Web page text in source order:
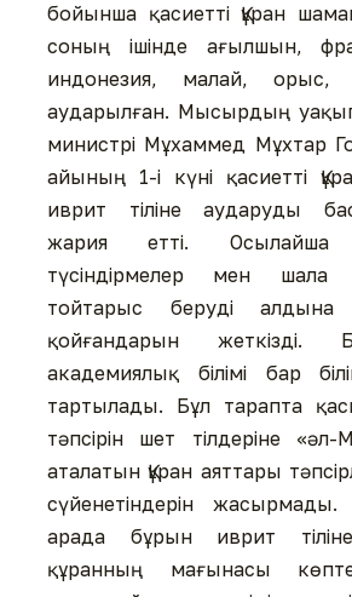
бойынша қасиетті Құран
соның ішінде ағылшын,
индонезия, малай, орыс,
аударылған. Мысырдың
министрі Мұхаммед Мұхтар
айының 1-і күні қасиетті
иврит тіліне аударуды
жария етті. Осылайша
түсіндірмелер мен шала
тойтарыс беруді алдына
қойғандарын жеткізді.
академиялық білімі бар
тартылады. Бұл тарапта
тәпсірін шет тілдеріне
аталатын Құран аяттары
сүйенетіндерін
арада бұрын иврит
құранның мағынасы